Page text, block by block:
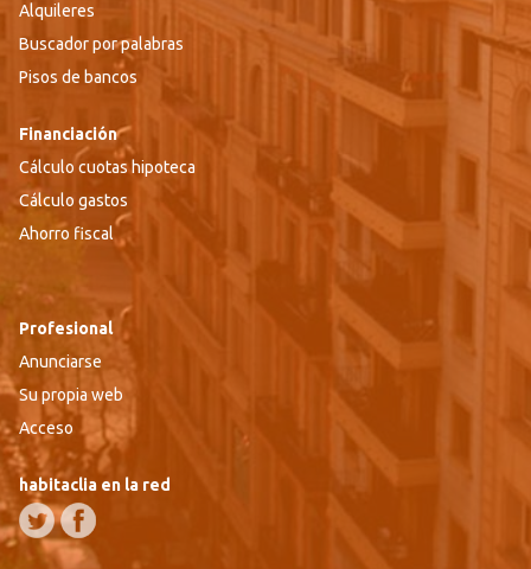
Alquileres
Buscador por palabras
Pisos de bancos
Financiación
Cálculo cuotas hipoteca
Cálculo gastos
Ahorro fiscal
Profesional
Anunciarse
Su propia web
Acceso
habitaclia en la red